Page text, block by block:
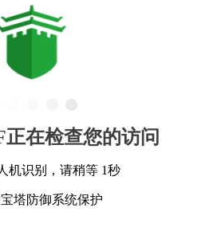
在检查您的访问
机识别，请稍等 1秒
塔防御系统保护